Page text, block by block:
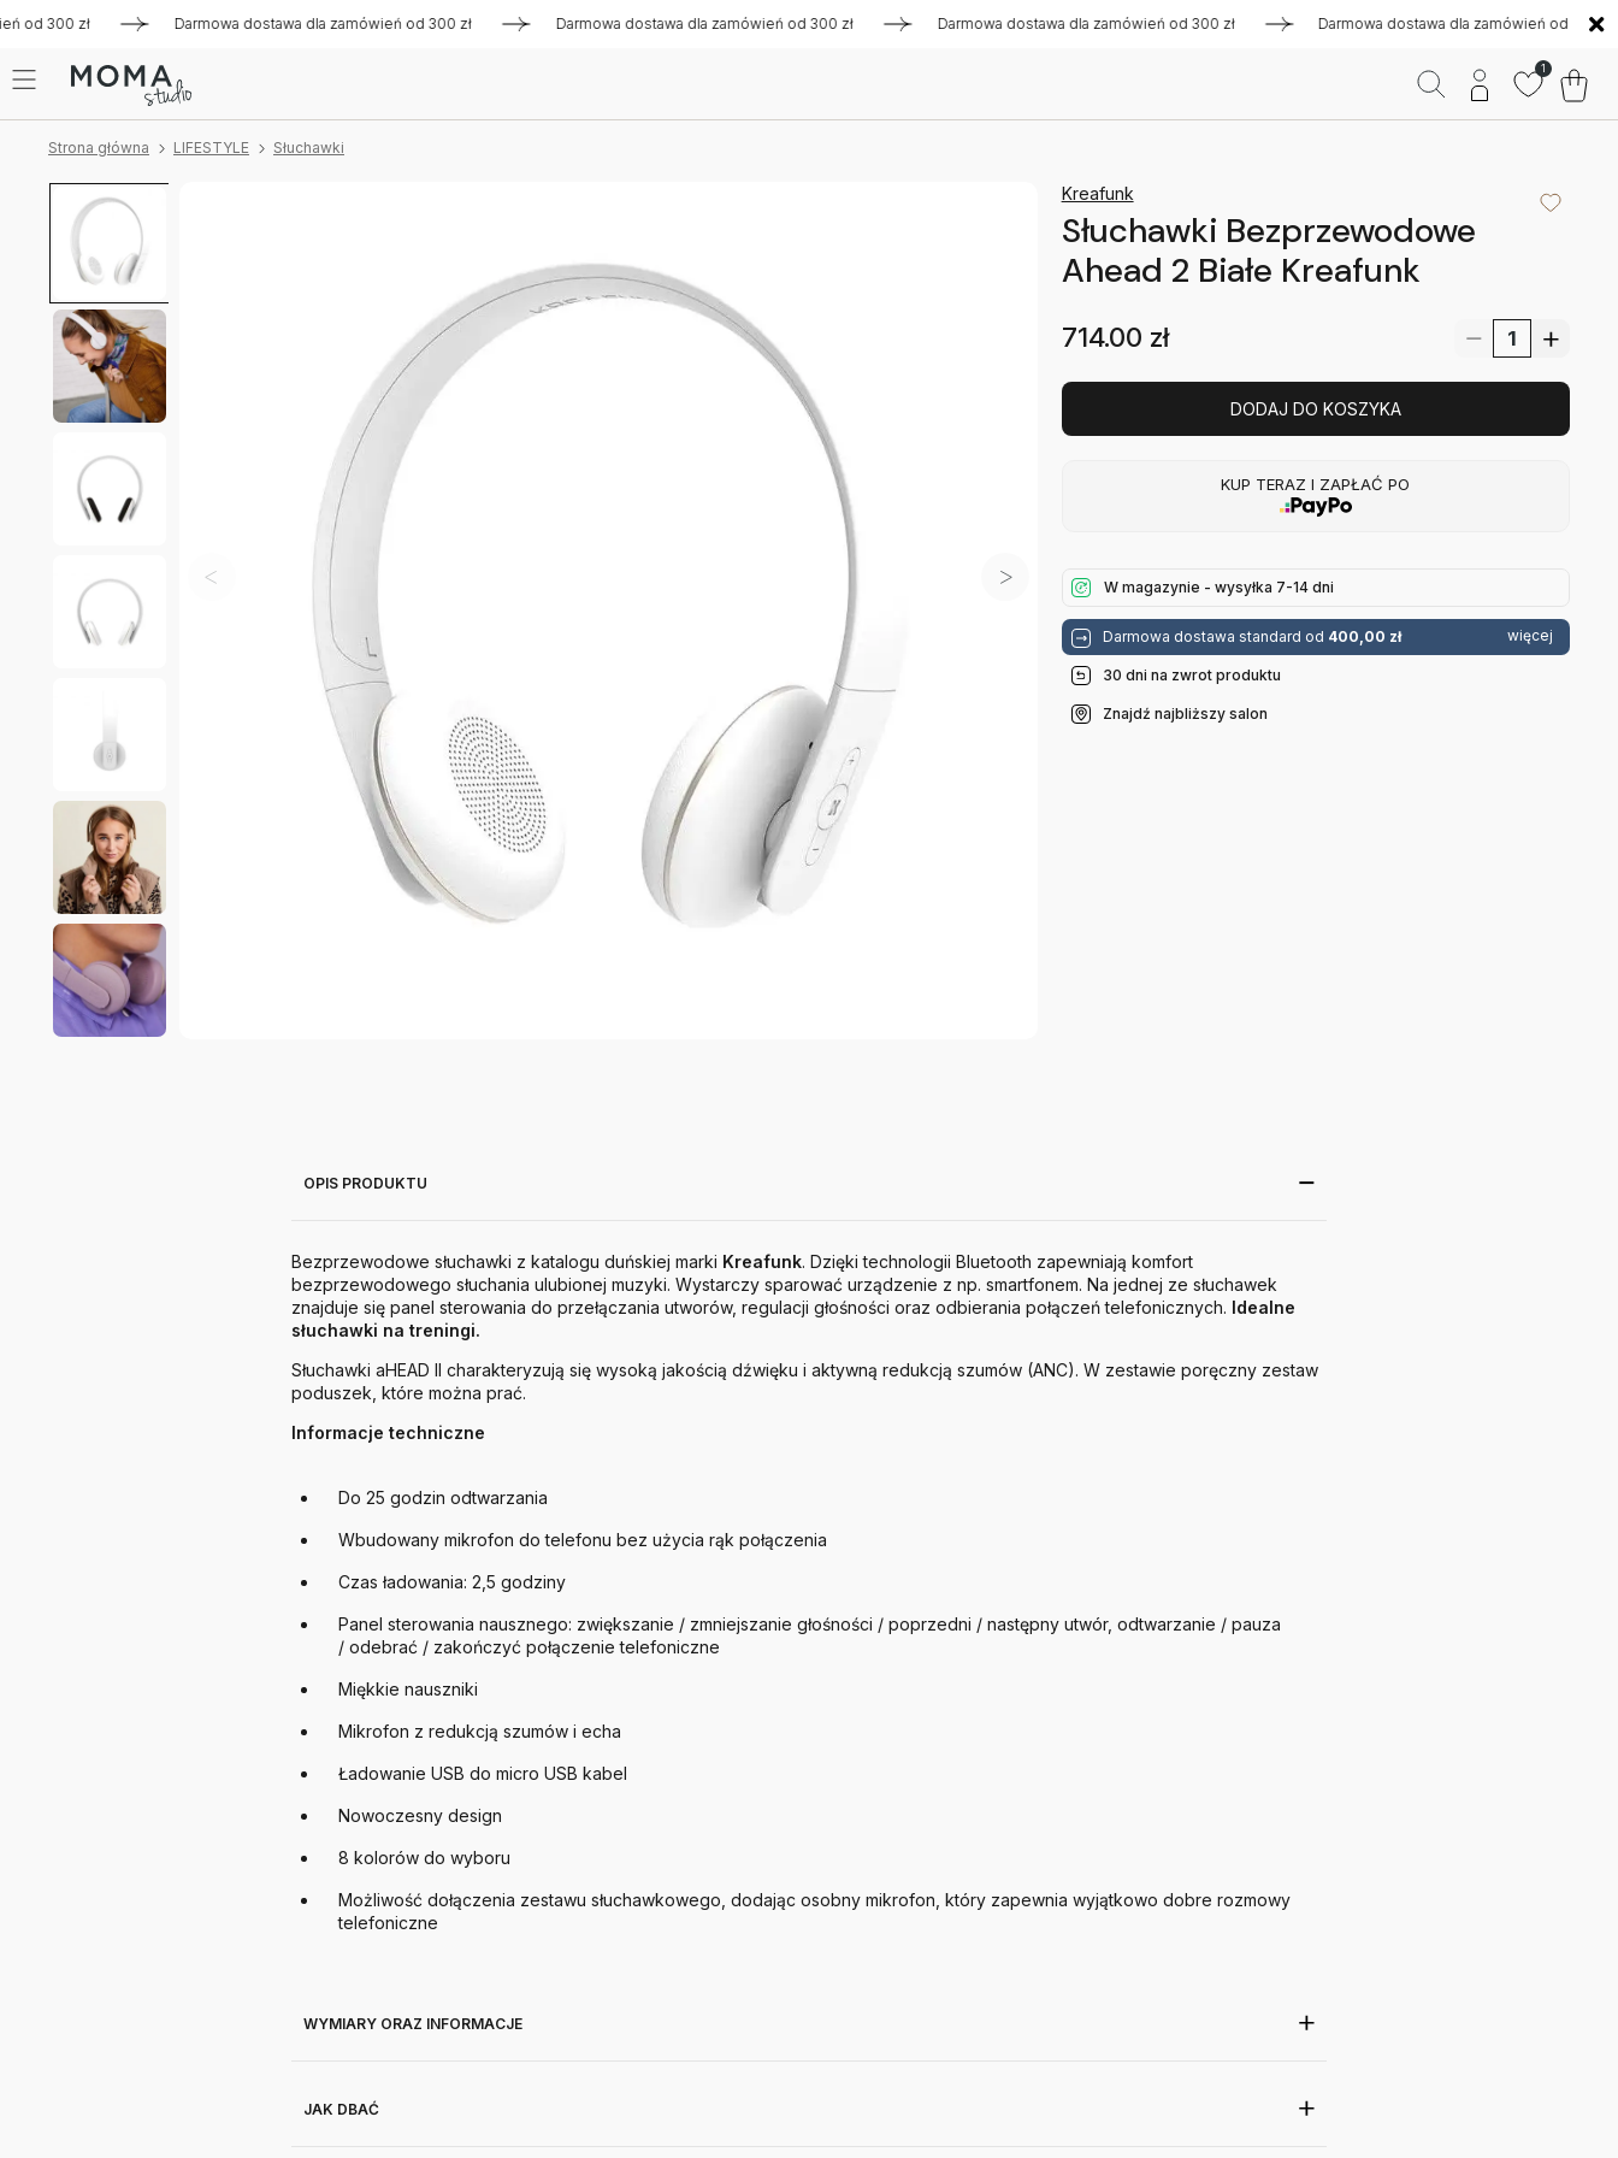
300 zł Darmowa dostawa dla zamówień od 300 zł Darmowa dostawa dla zamówień od 300 zł Darmowa dostawa dla zamówień od 300 zł Darmowa dostawa dla zamówień od 300 zł
1
Strona główna LIFESTYLE Słuchawki
Kreafunk
Słuchawki Bezprzewodowe
Ahead 2 Białe Kreafunk
714.00 zł
DODAJ DO KOSZYKA
KUP TERAZ I ZAPŁAĆ PO
W magazynie - wysyłka 7-14 dni
Darmowa dostawa standard od 400,00 zł więcej
30 dni na zwrot produktu
Znajdź najbliższy salon
OPIS PRODUKTU
Bezprzewodowe słuchawki z katalogu duńskiej marki Kreafunk. Dzięki technologii Bluetooth zapewniają komfort
bezprzewodowego słuchania ulubionej muzyki. Wystarczy sparować urządzenie z np. smartfonem. Na jednej ze słuchawek
znajduje się panel sterowania do przełączania utworów, regulacji głośności oraz odbierania połączeń telefonicznych. Idealne
słuchawki na treningi.
Słuchawki aHEAD II charakteryzują się wysoką jakością dźwięku i aktywną redukcją szumów (ANC). W zestawie poręczny zestaw
poduszek, które można prać.
Informacje techniczne
Do 25 godzin odtwarzania
Wbudowany mikrofon do telefonu bez użycia rąk połączenia
Czas ładowania: 2,5 godziny
Panel sterowania nausznego: zwiększanie / zmniejszanie głośności / poprzedni / następny utwór, odtwarzanie / pauza
/ odebrać / zakończyć połączenie telefoniczne
Miękkie nauszniki
Mikrofon z redukcją szumów i echa
Ładowanie USB do micro USB kabel
Nowoczesny design
8 kolorów do wyboru
Możliwość dołączenia zestawu słuchawkowego, dodając osobny mikrofon, który zapewnia wyjątkowo dobre rozmowy
telefoniczne
WYMIARY ORAZ INFORMACJE
JAK DBAĆ